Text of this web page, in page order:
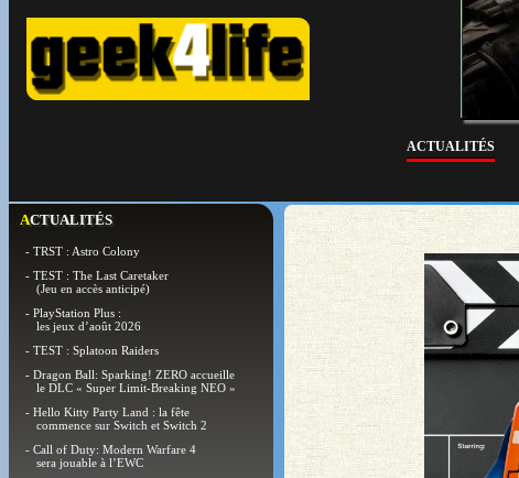
ACTUALITÉS
ACTUALITÉS
- TRST : Astro Colony
- TEST : The Last Caretaker
(Jeu en accès anticipé)
- PlayStation Plus :
les jeux d’août 2026
- TEST : Splatoon Raiders
- Dragon Ball: Sparking! ZERO accueille
le DLC « Super Limit-Breaking NEO »
- Hello Kitty Party Land : la fête
commence sur Switch et Switch 2
- Call of Duty: Modern Warfare 4
sera jouable à l’EWC